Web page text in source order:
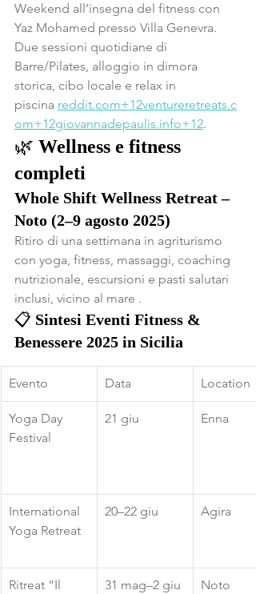
Weekend all’insegna del fitness con
Yaz Mohamed presso Villa Genevra.
Due sessioni quotidiane di
Barre/Pilates, alloggio in dimora
storica, cibo locale e relax in
piscina reddit.com+12ventureretreats.c
om+12giovannadepaulis.info+12.
🌿 Wellness e fitness
completi
Whole Shift Wellness Retreat –
Noto (2–9 agosto 2025)
Ritiro di una settimana in agriturismo
con yoga, fitness, massaggi, coaching
nutrizionale, escursioni e pasti salutari
inclusi, vicino al mare .
📋 Sintesi Eventi Fitness &
Benessere 2025 in Sicilia
Evento Data Location
Yoga Day
Festival
21 giu Enna
International
Yoga Retreat
20–22 giu Agira
Ritreat “Il
31 mag–2 giu Noto